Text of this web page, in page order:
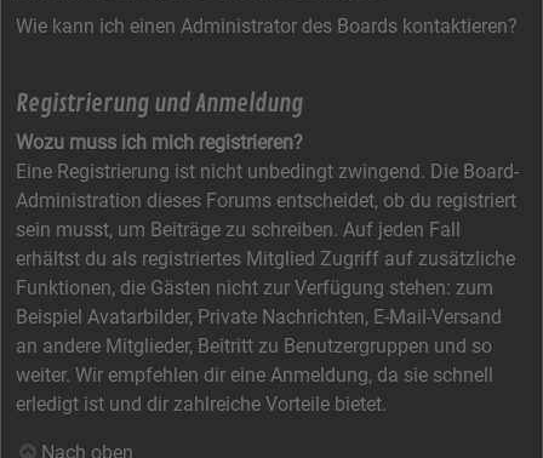
Wie kann ich einen Administrator des Boards kontaktieren?
Registrierung und Anmeldung
Wozu muss ich mich registrieren?
Eine Registrierung ist nicht unbedingt zwingend. Die Board-
Administration dieses Forums entscheidet, ob du registriert
sein musst, um Beiträge zu schreiben. Auf jeden Fall
erhältst du als registriertes Mitglied Zugriff auf zusätzliche
Funktionen, die Gästen nicht zur Verfügung stehen: zum
Beispiel Avatarbilder, Private Nachrichten, E-Mail-Versand
an andere Mitglieder, Beitritt zu Benutzergruppen und so
weiter. Wir empfehlen dir eine Anmeldung, da sie schnell
erledigt ist und dir zahlreiche Vorteile bietet.
Nach oben